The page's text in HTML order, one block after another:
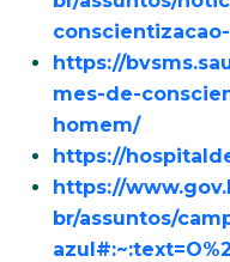
https://
mes-de-
homem/
https://
https://
br/assuntos/
Masculino
Área de interesse
Anexar currículo*